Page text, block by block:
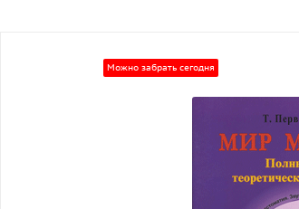
Можно забрать сегодня